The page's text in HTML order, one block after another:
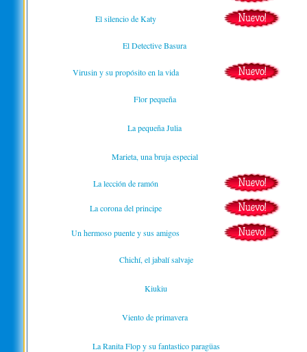
El silencio de Katy
El Detective Basura
Virusin y su propósito en la vida
Flor pequeña
La pequeña Julia
Marieta, una bruja especial
La lección de ramón
La corona del principe
Un hermoso puente y sus amigos
Chichí, el jabalí salvaje
Kiukiu
Viento de primavera
La Ranita Flop y su fantastico paragüas